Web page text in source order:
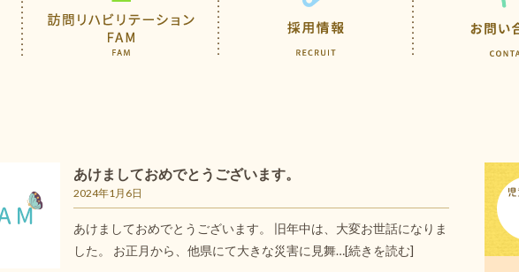
あけましておめでとうございます。
2024年1月6日
あけましておめでとうございます。 旧年中は、大変お世話になりま
した。 お正月から、他県にて大きな災害に見舞…[続きを読む]